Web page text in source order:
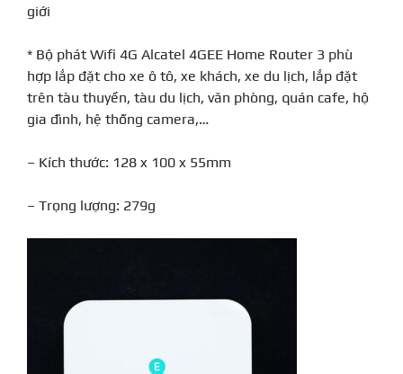
giới
* Bộ phát Wifi 4G Alcatel 4GEE Home Router 3 phù
hợp lắp đặt cho xe ô tô, xe khách, xe du lịch, lắp đặt
trên tàu thuyền, tàu du lịch, văn phòng, quán cafe, hộ
gia đình, hệ thống camera,…
– Kích thước: 128 x 100 x 55mm
– Trọng lượng: 279g